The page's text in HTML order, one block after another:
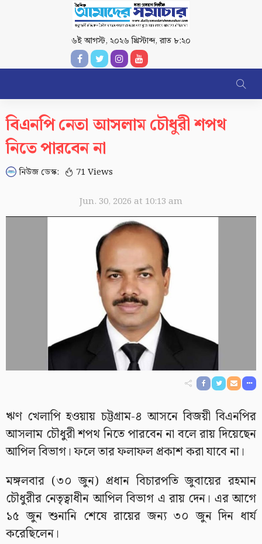
৬ই আগস্ট, ২০২৬ খ্রিস্টাব্দ,রাত ৮:২০
বিএনপি নেতা আসলাম চৌধুরী শপথ
নিতে পারবেন না
নিউজ ডেস্ক: 71 Views
Jun. 30, 2026 at 10:13 am
ঋণ খেলাপি হওয়ায় চট্টগ্রাম-৪ আসনে বিজয়ী বিএনপির
আসলাম চৌধুরী শপথ নিতে পারবেন না বলে রায় দিয়েছেন
আপিল বিভাগ। ফলে তার ফলাফল প্রকাশ করা যাবে না।
মঙ্গলবার (৩০ জুন) প্রধান বিচারপতি জুবায়ের রহমান
চৌধুরীর নেতৃত্বাধীন আপিল বিভাগ এ রায় দেন। এর আগে
১৫ জুন শুনানি শেষে রায়ের জন্য ৩০ জুন দিন ধার্য
করেছিলেন।